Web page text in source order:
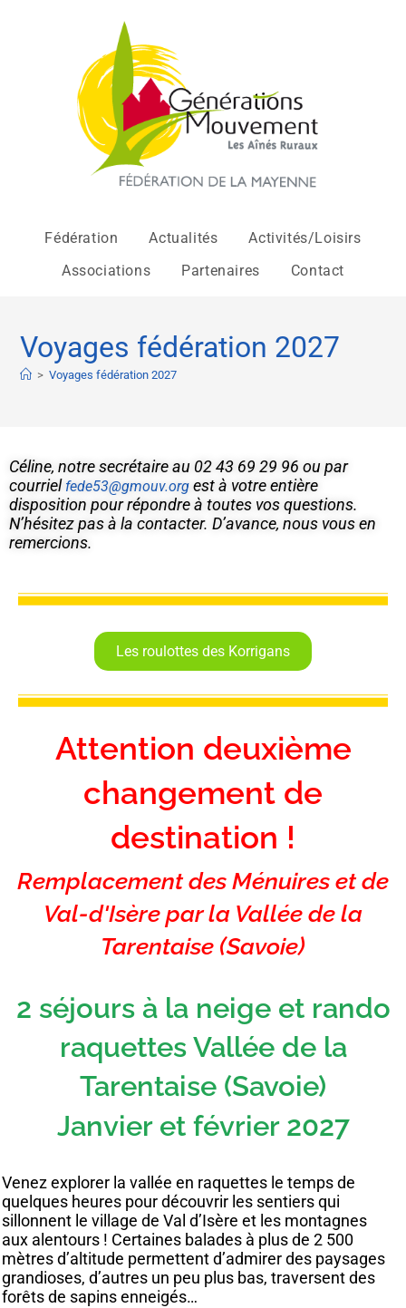
Fédération Actualités
Activités/Loisirs
Associations
Partenaires Contact
Voyages fédération 2027
> Voyages fédération 2027
Céline, notre secrétaire au 02 43 69 29 96 ou par
courriel fede53@gmouv.org est à votre entière
disposition pour répondre à toutes vos questions.
N’hésitez pas à la contacter. D’avance, nous vous en
remercions.
Les roulottes des Korrigans
Attention deuxième
changement de
destination !
Remplacement des Ménuires et de
Val-d'Isère par la Vallée de la
Tarentaise (Savoie)
2 séjours à la neige et rando
raquettes Vallée de la
Tarentaise (Savoie)
Janvier et février 2027
Venez explorer la vallée en raquettes le temps de
quelques heures pour découvrir les sentiers qui
sillonnent le village de Val d’Isère et les montagnes
aux alentours ! Certaines balades à plus de 2 500
mètres d’altitude permettent d’admirer des paysages
grandioses, d’autres un peu plus bas, traversent des
forêts de sapins enneigés…